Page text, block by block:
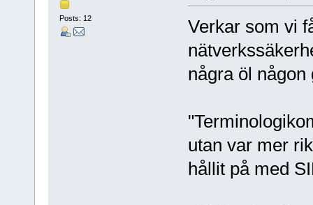
Posts: 12
Verkar som vi
några öl någon
utan var mer
hållit på med